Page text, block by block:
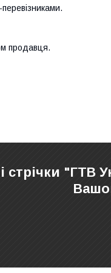
продавця.
стрічки "ГТВ